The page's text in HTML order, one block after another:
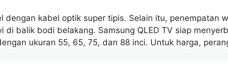
dengan kabel optik super tipis. Selain itu, penempatan
balik bodi belakang. Samsung QLED TV siap
ukuran 55, 65, 75, dan 88 inci. Untuk harga,